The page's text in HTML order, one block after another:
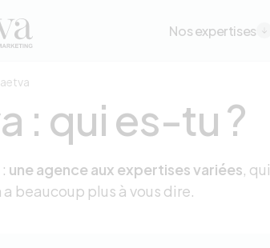
Nos expertises
: qui es-tu ?
une agence aux expertises variées, qui
a beaucoup plus à vous dire.